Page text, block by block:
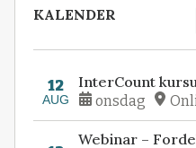
KALENDER
12
AUG
InterCount
onsdag
Webinar –